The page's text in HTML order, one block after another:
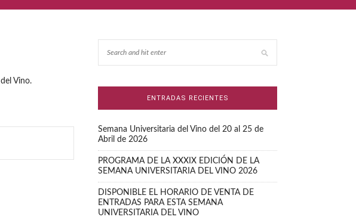
Vino.
ENTRADAS RECIENTES
Semana Universitaria del Vino del 20 al 25 de
Abril de 2026
PROGRAMA DE LA XXXIX EDICIÓN DE LA
SEMANA UNIVERSITARIA DEL VINO 2026
DISPONIBLE EL HORARIO DE VENTA DE
ENTRADAS PARA ESTA SEMANA
UNIVERSITARIA DEL VINO